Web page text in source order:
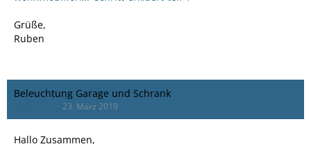
Grüße,
Ruben
Beleuchtung Garage und Schrank
23. März 2019
Hallo Zusammen,